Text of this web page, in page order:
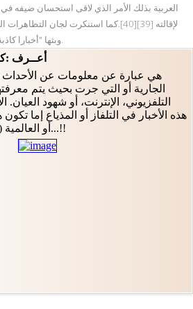
العربية بذلك الأمر الذي لاقى استحسان ضيفه
لإقالته [39][40].كما استنكرت لجان
وبثها "أخبارا كاذبة تهدف لإحباط المتظاهرين"[41].